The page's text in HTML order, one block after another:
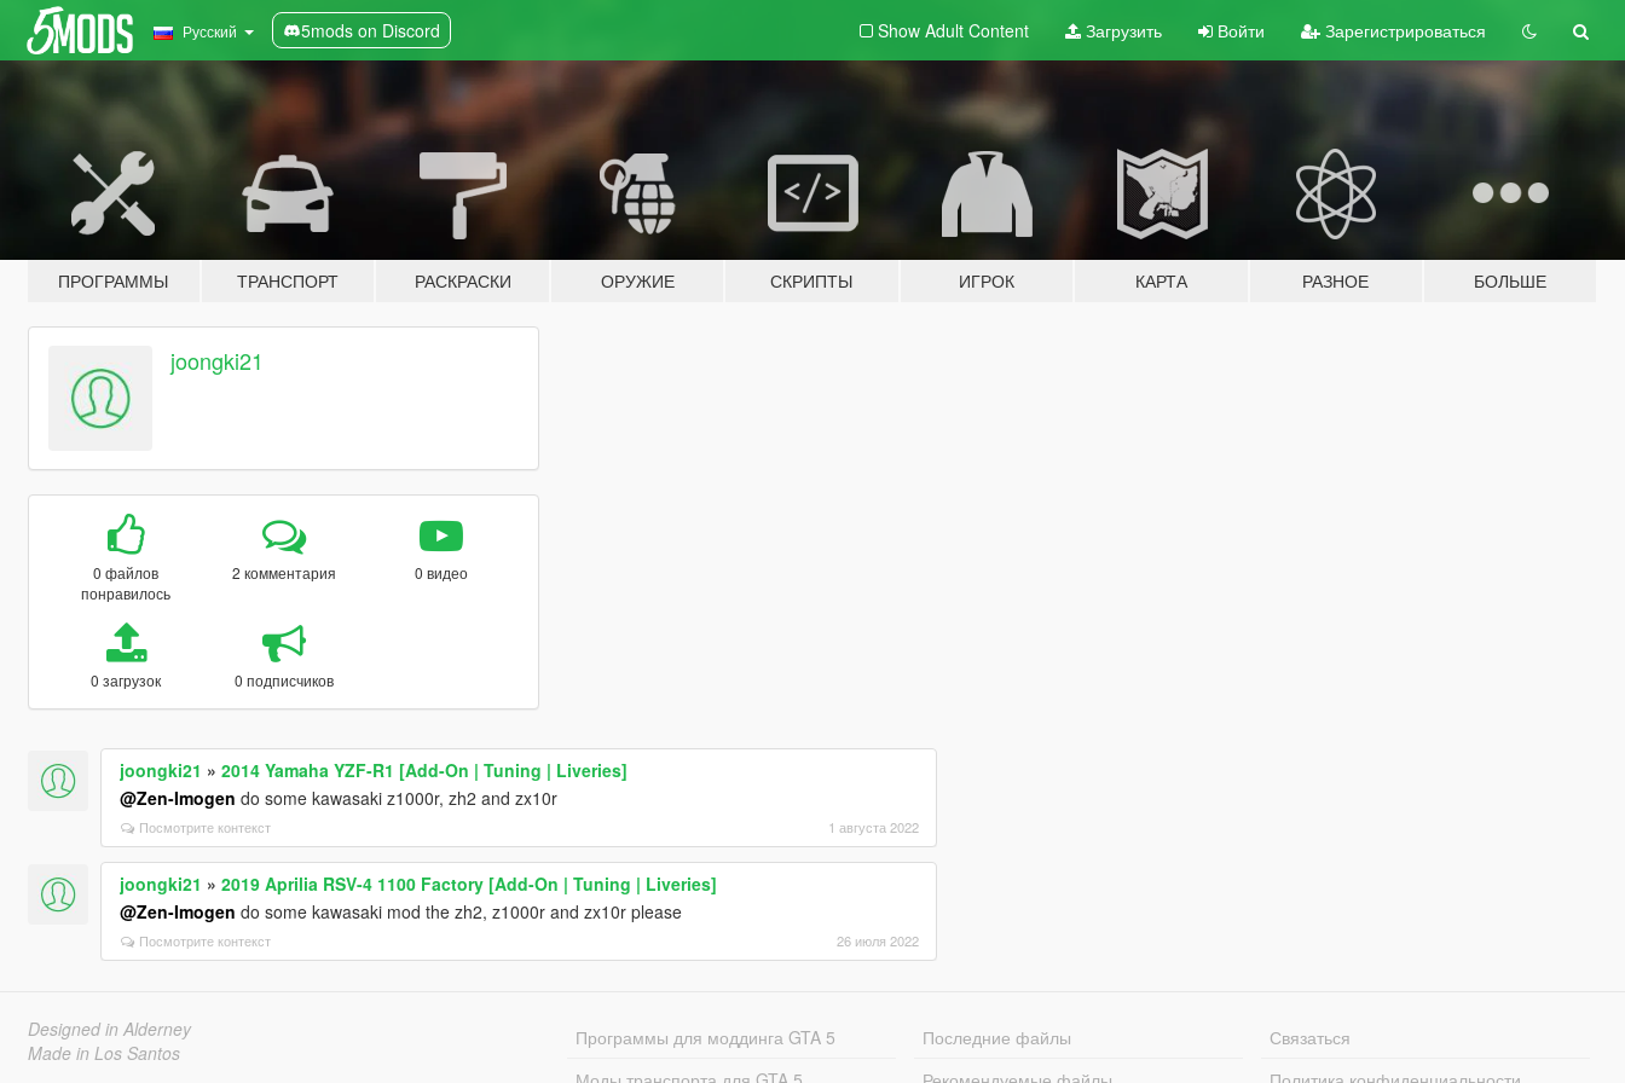
Русский 5mods on Discord Show Adult Content Загрузить Войти Зарегистрироваться
ПРОГРАММЫ ТРАНСПОРТ РАСКРАСКИ ОРУЖИЕ СКРИПТЫ ИГРОК КАРТА РАЗНОЕ БОЛЬШЕ
joongki21
0 файлов
понравилось
2 комментария 0 видео
0 загрузок 0 подписчиков
joongki21 » 2014 Yamaha YZF-R1 [Add-On | Tuning | Liveries]
@Zen-Imogen do some kawasaki z1000r, zh2 and zx10r
Посмотрите контекст 1 августа 2022
joongki21 » 2019 Aprilia RSV-4 1100 Factory [Add-On | Tuning | Liveries]
@Zen-Imogen do some kawasaki mod the zh2, z1000r and zx10r please
Посмотрите контекст 26 июля 2022
Designed in Alderney
Made in Los Santos
Программы для моддинга GTA 5
Последние файлы
Связаться